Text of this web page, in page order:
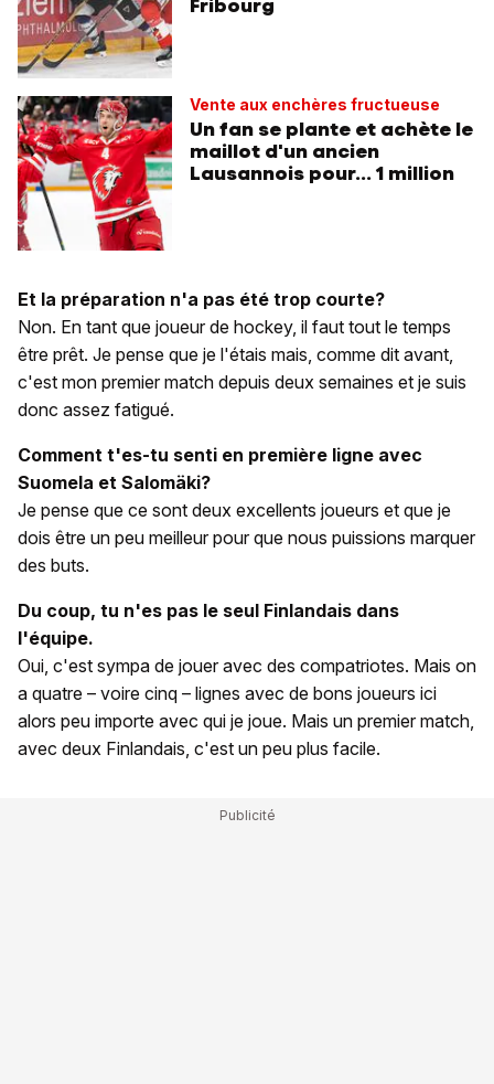
Fribourg
Vente aux enchères fructueuse
Un fan se plante et achète le
maillot d'un ancien
Lausannois pour... 1 million
Et la préparation n'a pas été trop courte?
Non. En tant que joueur de hockey, il faut tout le temps
être prêt. Je pense que je l'étais mais, comme dit avant,
c'est mon premier match depuis deux semaines et je suis
donc assez fatigué.
Comment t'es-tu senti en première ligne avec
Suomela et Salomäki?
Je pense que ce sont deux excellents joueurs et que je
dois être un peu meilleur pour que nous puissions marquer
des buts.
Du coup, tu n'es pas le seul Finlandais dans
l'équipe.
Oui, c'est sympa de jouer avec des compatriotes. Mais on
a quatre – voire cinq – lignes avec de bons joueurs ici
alors peu importe avec qui je joue. Mais un premier match,
avec deux Finlandais, c'est un peu plus facile.